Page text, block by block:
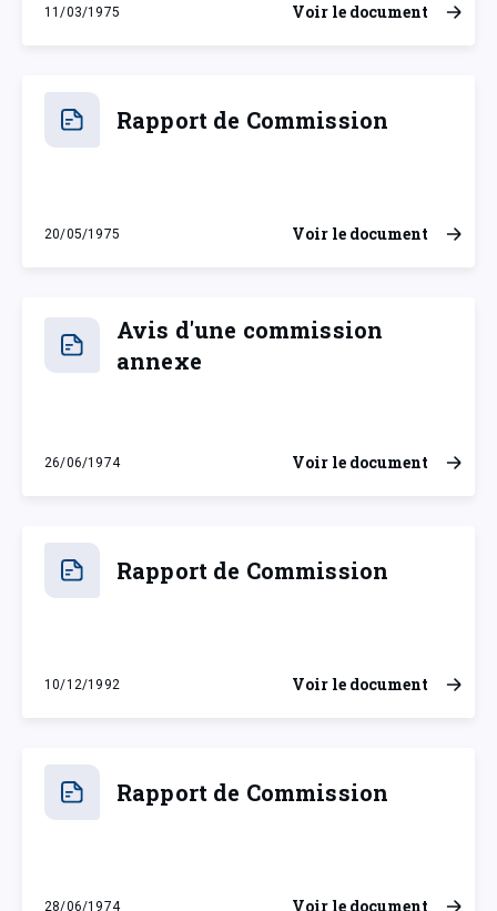
11/03/1975
mardi 11 mars 1975
Voir le document
Rapport de Commission
20/05/1975
mardi 20 mai 1975
Voir le document
Avis d'une commission
annexe
26/06/1974
mercredi 26 juin 1974
Voir le document
Rapport de Commission
10/12/1992
jeudi 10 décembre 1992
Voir le document
Rapport de Commission
28/06/1974 Voir le document